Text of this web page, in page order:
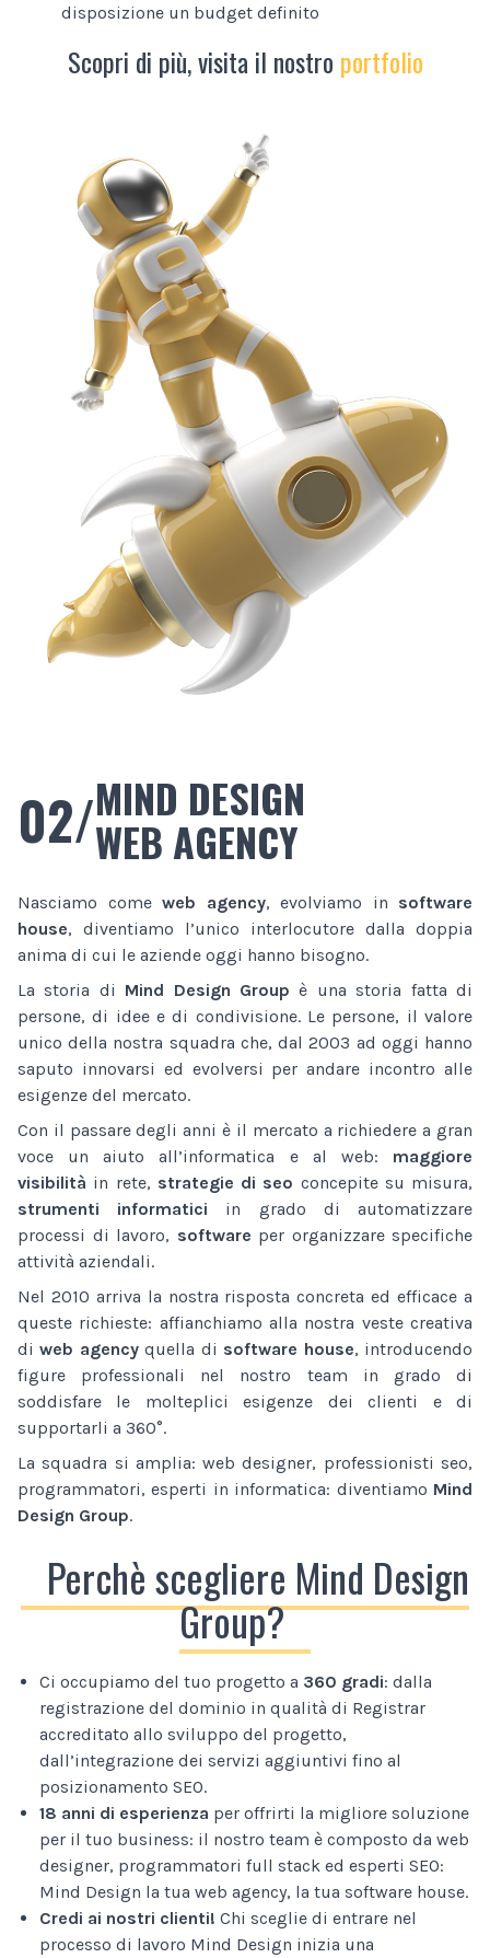
disposizione un budget definito
Scopri di più, visita il nostro portfolio
02/MIND DESIGN
WEB AGENCY
Nasciamo come web agency, evolviamo in software
house, diventiamo l’unico interlocutore dalla doppia
anima di cui le aziende oggi hanno bisogno.
La storia di Mind Design Group è una storia fatta di
persone, di idee e di condivisione. Le persone, il valore
unico della nostra squadra che, dal 2003 ad oggi hanno
saputo innovarsi ed evolversi per andare incontro alle
esigenze del mercato.
Con il passare degli anni è il mercato a richiedere a gran
voce un aiuto all’informatica e al web: maggiore
visibilità in rete, strategie di seo concepite su misura,
strumenti informatici in grado di automatizzare
processi di lavoro, software per organizzare specifiche
attività aziendali.
Nel 2010 arriva la nostra risposta concreta ed efficace a
queste richieste: affianchiamo alla nostra veste creativa
diweb agencyquella di software house, introducendo
figure professionali nel nostro team in grado di
soddisfare le molteplici esigenze dei clienti e di
supportarli a 360°.
La squadra si amplia: web designer, professionisti seo,
programmatori, esperti in informatica: diventiamo Mind
Design Group.
Perchè scegliere Mind Design
Group?
Ci occupiamo del tuo progetto a 360 gradi: dalla
registrazione del dominio in qualità di Registrar
accreditato allo sviluppo del progetto,
dall’integrazione dei servizi aggiuntivi fino al
posizionamento SEO.
18 anni di esperienza per offrirti la migliore soluzione
per il tuo business: il nostro team è composto da web
designer, programmatori full stack ed esperti SEO:
Mind Design la tua web agency, la tua software house.
Credi ai nostri clienti! Chi sceglie di entrare nel
processo di lavoro Mind Design inizia una